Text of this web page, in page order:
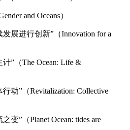
and Oceans）
展进行创新”（Innovation for a
”（The Ocean: Life &
动”（Revitalization: Collective
变”（Planet Ocean: tides are